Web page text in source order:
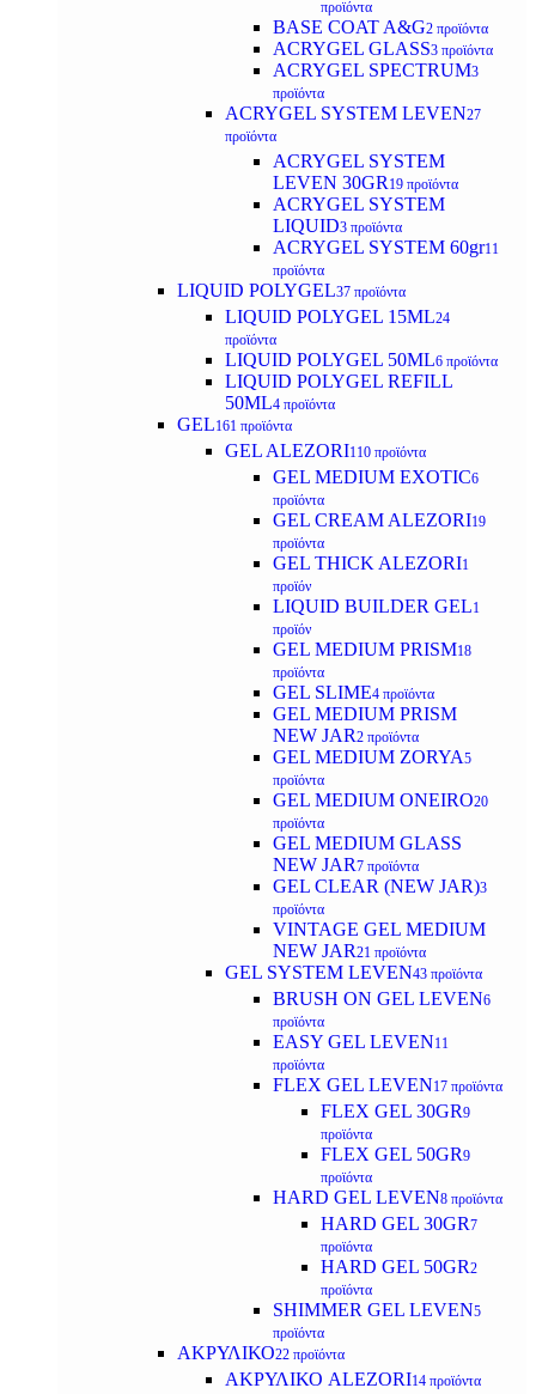
προϊόντα
BASE COAT A&G2 προϊόντα
ACRYGEL GLASS3 προϊόντα
ACRYGEL SPECTRUM3
προϊόντα
ACRYGEL SYSTEM LEVEN27
προϊόντα
ACRYGEL SYSTEM
LEVEN 30GR 19 προϊόντα
ACRYGEL SYSTEM
LIQUID3 προϊόντα
ACRYGEL SYSTEM 60gr11
προϊόντα
LIQUID POLYGEL37 προϊόντα
LIQUID POLYGEL 15ML24
προϊόντα
LIQUID POLYGEL 50ML6 προϊόντα
LIQUID POLYGEL REFILL
50ML4 προϊόντα
GEL161 προϊόντα
GEL ALEZORI110 προϊόντα
GEL MEDIUM EXOTIC6
προϊόντα
GEL CREAM ALEZORI19
προϊόντα
GEL THICK ALEZORI1
προϊόν
LIQUID BUILDER GEL1
προϊόν
GEL MEDIUM PRISM18
προϊόντα
GEL SLIME4 προϊόντα
GEL MEDIUM PRISM
NEW JAR2 προϊόντα
GEL MEDIUM ZORYA5
προϊόντα
GEL MEDIUM ONEIRO20
προϊόντα
GEL MEDIUM GLASS
NEW JAR7 προϊόντα
GEL CLEAR (NEW JAR)3
προϊόντα
VINTAGE GEL MEDIUM
NEW JAR21 προϊόντα
GEL SYSTEM LEVEN43 προϊόντα
BRUSH ON GEL LEVEN6
προϊόντα
EASY GEL LEVEN11
προϊόντα
FLEX GEL LEVEN17 προϊόντα
FLEX GEL 30GR9
προϊόντα
FLEX GEL 50GR9
προϊόντα
HARD GEL LEVEN8 προϊόντα
HARD GEL 30GR7
προϊόντα
HARD GEL 50GR2
προϊόντα
SHIMMER GEL LEVEN5
προϊόντα
ΑΚΡΥΛΙΚΟ22 προϊόντα
ΑΚΡΥΛΙΚΟ ALEZORI14 προϊόντα